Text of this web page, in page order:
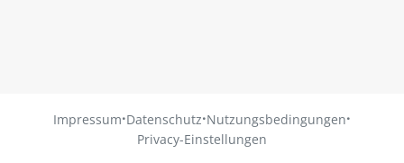
Impressum·Datenschutz·Nutzungsbedingungen·
Privacy-Einstellungen